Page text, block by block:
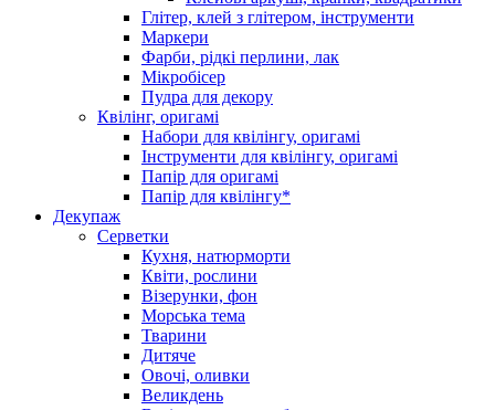
Глітер, клей з глітером, інструменти
Маркери
Фарби, рідкі перлини, лак
Мікробісер
Пудра для декору
Квілінг, оригамі
Набори для квілінгу, оригамі
Інструменти для квілінгу, оригамі
Папір для оригамі
Папір для квілінгу*
Декупаж
Серветки
Кухня, натюрморти
Квіти, рослини
Візерунки, фон
Морська тема
Тварини
Дитяче
Овочі, оливки
Великдень